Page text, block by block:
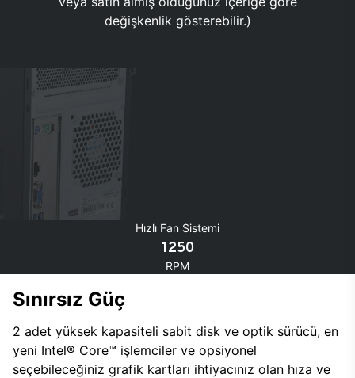
değişkenlik gösterebilir.)
Hızlı Fan Sistemi
1250
RPM
Sınırsız Güç
2 adet yüksek kapasiteli sabit disk ve optik sürücü, en
yeni Intel® Core™ işlemciler ve opsiyonel
seçebileceğiniz grafik kartları ihtiyacınız olan hıza ve